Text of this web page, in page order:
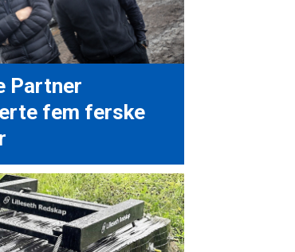
Partner
fem ferske